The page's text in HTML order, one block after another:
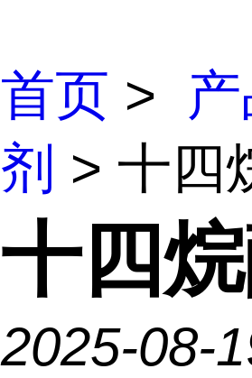
首页 >
剂 > 十四
十四
2025-08-